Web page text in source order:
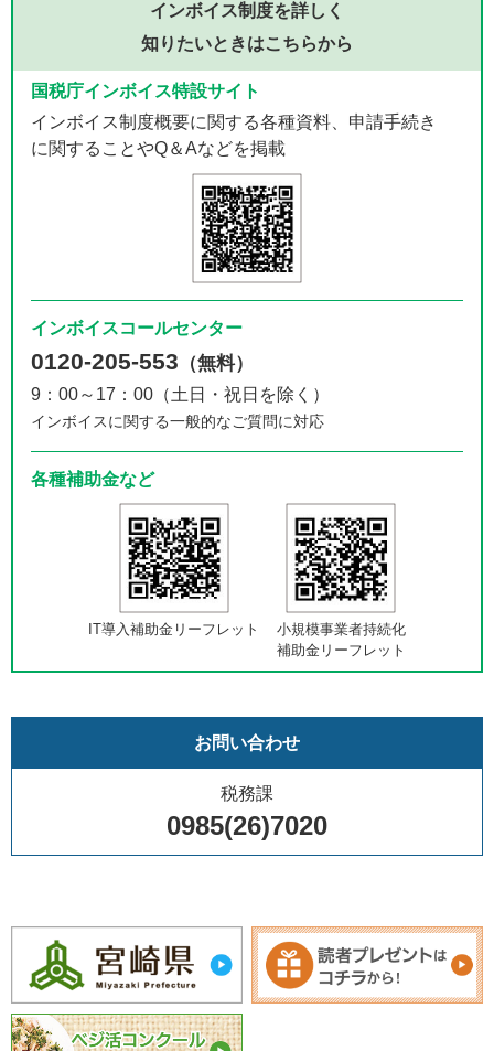
インボイス制度を詳しく
知りたいときはこちらから
国税庁インボイス特設サイト
インボイス制度概要に関する各種資料、申請手続き
に関することやQ＆Aなどを掲載
インボイスコールセンター
0120-205-553 （無料）
9：00～17：00（土日・祝日を除く）
インボイスに関する一般的なご質問に対応
各種補助金など
IT導入補助金リーフレット
小規模事業者持続化
補助金リーフレット
お問い合わせ
税務課
0985(26)7020